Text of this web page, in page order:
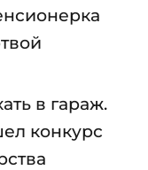
в гараж.
конкурс